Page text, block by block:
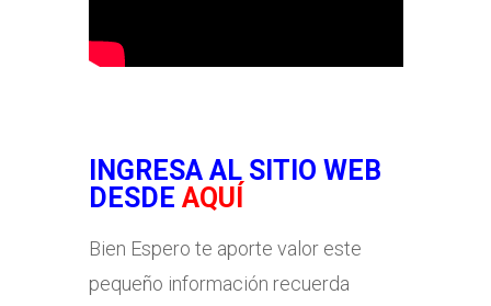
INGRESA AL SITIO WEB
DESDE AQUÍ
Bien Espero te aporte valor este
pequeño información recuerda